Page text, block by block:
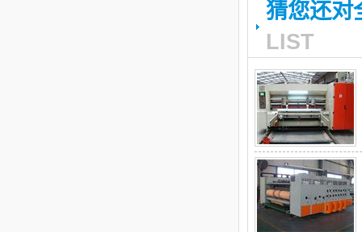
猜您还对
LIST